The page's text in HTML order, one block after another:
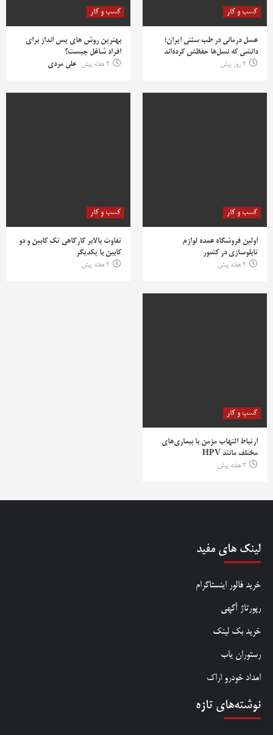
کسب و کار
عسل درمانی در طب سنتی ایران؛
دانشی که نسل‌ها حفظش کرده‌اند
2 روز پیش
کسب و کار
بهترین روش‌ های پس‌ انداز برای
افراد شاغل چیست؟
2 هفته پیش
علی مردی
کسب و کار
اولین فروشگاه عمده لوازم
تابلوسازی در کشور
2 هفته پیش
کسب و کار
تفاوت بالابر کارگاهی تک کابین و دو
کابین با یکدیگر
2 هفته پیش
کسب و کار
ارتباط التهاب مزمن با بیماری‌های
مختلف مانند HPV
3 هفته پیش
لینک های مفید
خرید فالور اینستاگرام
رپورتاژ آگهی
خرید بک لینک
رستوران یاب
امداد خودرو اراک
نوشته‌های تازه